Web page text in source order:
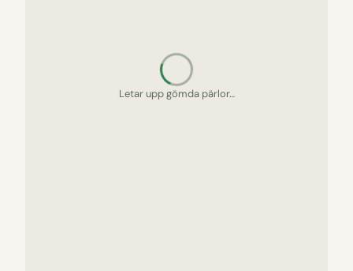
Letar upp gömda pärlor…